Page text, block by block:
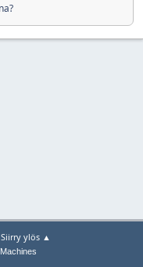
Siirry ylös ▲